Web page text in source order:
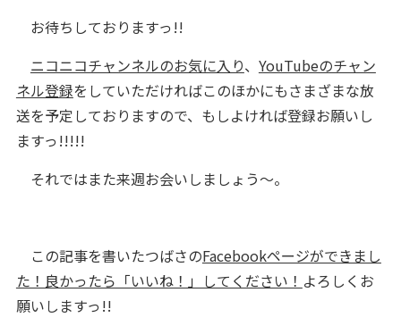
お待ちしておりますっ!!
ニコニコチャンネルのお気に入り、 YouTubeのチャン
ネル登録をしていただければこのほかにもさまざまな放
送を予定しておりますので、もしよければ登録お願いし
ますっ!!!!!
それではまた来週お会いしましょう〜。
この記事を書いたつばさのFacebookページができまし
た！良かったら「いいね！」してください！ よろしくお
願いしますっ!!